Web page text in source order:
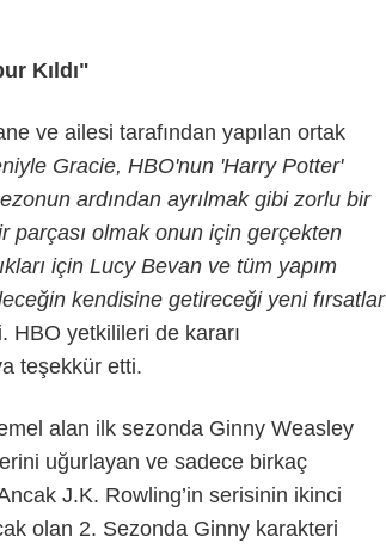
Kıldı"
ve ailesi tarafından yapılan ortak
Gracie, HBO'nun 'Harry Potter'
ardından ayrılmak gibi zorlu bir
parçası olmak onun için gerçekten
için Lucy Bevan ve tüm yapım
kendisine getireceği yeni fırsatlar
HBO yetkilileri de kararı
teşekkür etti.
alan ilk sezonda Ginny Weasley
uğurlayan ve sadece birkaç
J.K. Rowling’in serisinin ikinci
olan 2. Sezonda Ginny karakteri